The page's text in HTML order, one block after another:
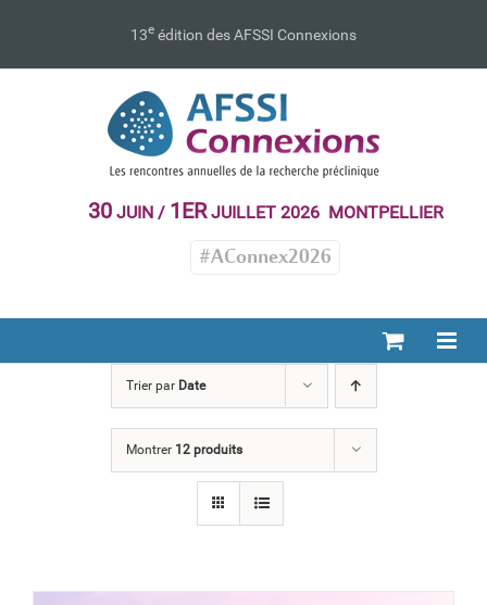
13e édition des AFSSI Connexions
30JUIN / 1ERJUILLET 2026 MONTPELLIER
#AConnex2026
Trier par Date
Montrer 12 produits